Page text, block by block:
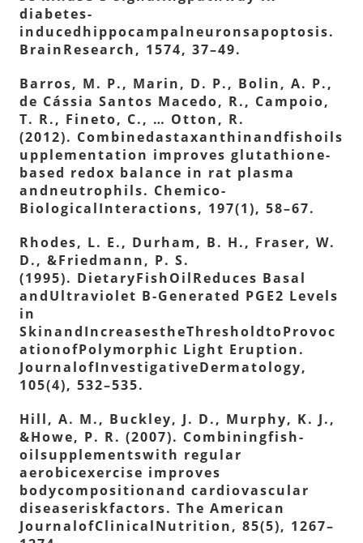
diabetes-
inducedhippocampalneuronsapoptosis.
BrainResearch, 1574, 37–49.
Barros, M. P., Marin, D. P., Bolin, A. P.,
de Cássia Santos Macedo, R., Campoio,
T. R., Fineto, C., … Otton, R.
(2012). Combinedastaxanthinandfishoils
upplementation improves glutathione-
based redox balance in rat plasma
andneutrophils. Chemico-
BiologicalInteractions, 197(1), 58–67.
Rhodes, L. E., Durham, B. H., Fraser, W.
D., &Friedmann, P. S.
(1995). DietaryFishOilReduces Basal
andUltraviolet B-Generated PGE2 Levels
in
SkinandIncreasestheThresholdtoProvoc
ationofPolymorphic Light Eruption.
JournalofInvestigativeDermatology,
105(4), 532–535.
Hill, A. M., Buckley, J. D., Murphy, K. J.,
&Howe, P. R. (2007). Combiningfish-
oilsupplementswith regular
aerobicexercise improves
bodycompositionand cardiovascular
diseaseriskfactors. The American
JournalofClinicalNutrition, 85(5), 1267–